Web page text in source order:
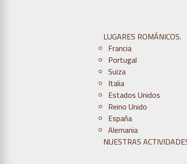
LUGARES ROMÁNICOS.
Francia
Portugal
Suiza
Italia
Estados Unidos
Reino Unido
España
Alemania
NUESTRAS